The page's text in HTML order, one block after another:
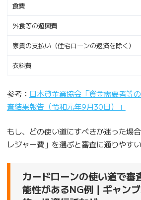
食費
外食等の遊興費
家賃の支払い（住宅ローンの返済を除く）
衣料費
参考： 日本貸金業協会「資金需要者等
査結果報告（令和元年9月30日）」
もし、どの使い道にすべきか迷った場
レジャー費」を選ぶと審査に通りやす
カードローンの使い道で審
能性があるNG例｜ギャン